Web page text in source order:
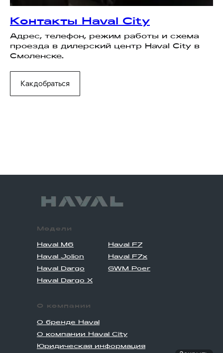
Контакты Haval City
Адрес, телефон, режим работы и схема
проезда в дилерский центр Haval City в
Смоленске.
Как добраться
О компании
О бренде Haval
О компании Haval City
Юридическая информация
Модели
Haval M6
Haval Jolion
Haval Dargo
Haval Dargo X
Haval F7
Haval F7x
GWM Poer